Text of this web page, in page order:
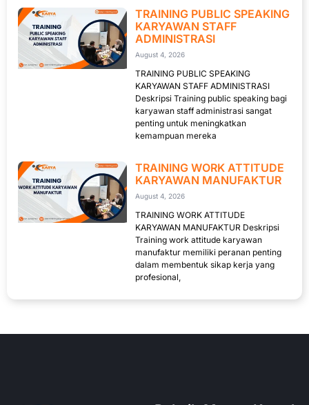
TRAINING PUBLIC SPEAKING
KARYAWAN STAFF
ADMINISTRASI
August 4, 2026
TRAINING PUBLIC SPEAKING
KARYAWAN STAFF ADMINISTRASI
Deskripsi Training public speaking bagi
karyawan staff administrasi sangat
penting untuk meningkatkan
kemampuan mereka
TRAINING WORK ATTITUDE
KARYAWAN MANUFAKTUR
August 4, 2026
TRAINING WORK ATTITUDE
KARYAWAN MANUFAKTUR Deskripsi
Training work attitude karyawan
manufaktur memiliki peranan penting
dalam membentuk sikap kerja yang
profesional,